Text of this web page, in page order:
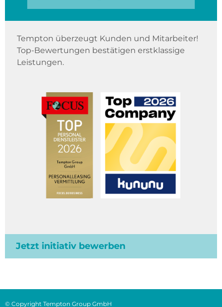
Tempton überzeugt Kunden und Mitarbeiter!
Top-Bewertungen bestätigen erstklassige
Leistungen.
Jetzt initiativ bewerben
© Copyright Tempton Group GmbH